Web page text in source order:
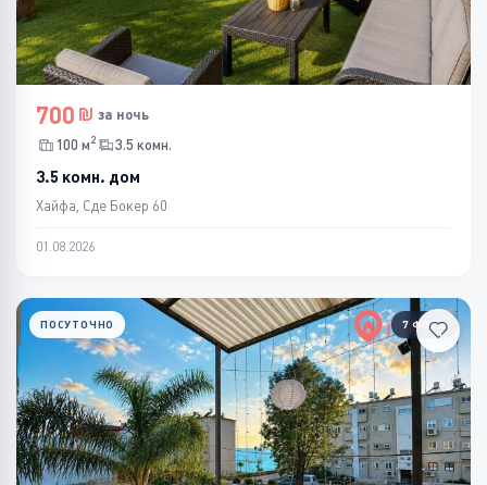
700
за ночь
100 м2 3.5 комн.
3.5 комн. дом
Хайфа, Сде Бокер 60
01.08.2026
7 ФОТО
ПОСУТОЧНО